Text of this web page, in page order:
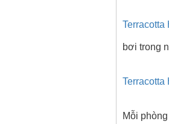
Terracotta
bơi trong
Terracotta
Mỗi